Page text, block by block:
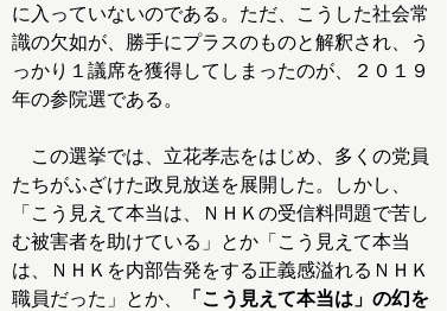
に入っていないのである。ただ、こうした社会常
識の欠如が、勝手にプラスのものと解釈され、う
っかり１議席を獲得してしまったのが、２０１９
年の参院選である。
この選挙では、立花孝志をはじめ、多くの党員
たちがふざけた政見放送を展開した。しかし、
「こう見えて本当は、ＮＨＫの受信料問題で苦し
む被害者を助けている」とか「こう見えて本当
は、ＮＨＫを内部告発をする正義感溢れるＮＨＫ
職員だった」とか、
「こう見えて本当は」の幻を